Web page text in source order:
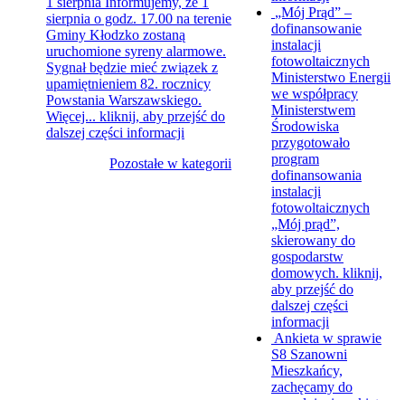
sierpnia o godz. 17.00 na terenie
Gminy Kłodzko zostaną
uruchomione syreny alarmowe.
Sygnał będzie mieć związek z
upamiętnieniem 82. rocznicy
Powstania Warszawskiego.
Więcej... kliknij, aby przejść do
dalszej części informacji
Pozostałe w kategorii
„Mój Prąd” –
dofinansowanie
instalacji
fotowoltaicznych
Ministerstwo Energii
we współpracy
Ministerstwem
Środowiska
przygotowało
program
dofinansowania
instalacji
fotowoltaicznych
„Mój prąd”,
skierowany do
gospodarstw
domowych. kliknij,
aby przejść do
dalszej części
informacji
Ankieta w sprawie
S8 Szanowni
Mieszkańcy,
zachęcamy do